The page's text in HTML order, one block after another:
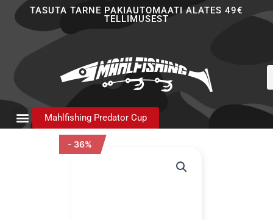
TASUTA TARNE PAKIAUTOMAATI ALATES 49€
TELLIMUSEST
Mahlfishing Predator Cup
- 36%